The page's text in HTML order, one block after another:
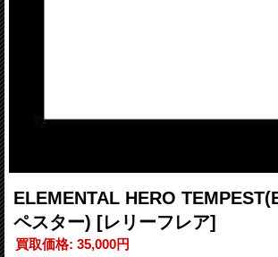
ELEMENTAL HERO
ペスター) [レリーフレア]
買取価格: 35,000円